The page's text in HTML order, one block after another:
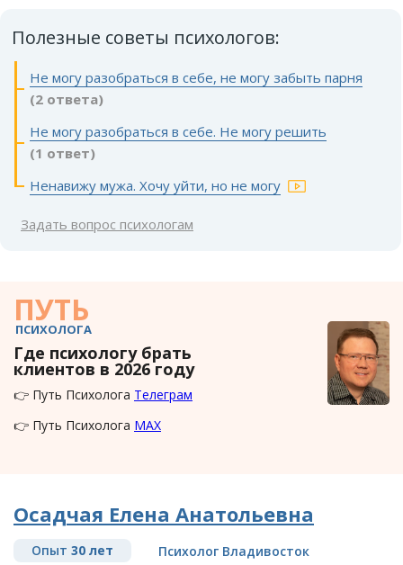
Полезные советы психологов:
Не могу разобраться в себе, не могу забыть парня
(2 ответа)
Не могу разобраться в себе. Не могу решить
(1 ответ)
Ненавижу мужа. Хочу уйти, но не могу
Задать вопрос психологам
ПУТЬ
ПСИХОЛОГА
Где психологу брать
клиентов в 2026 году
👉 Путь Психолога Телеграм
👉 Путь Психолога MAX
Осадчая Елена Анатольевна
Опыт 30 лет Психолог Владивосток